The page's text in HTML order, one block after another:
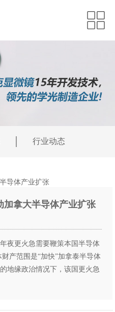
行业动态
加拿大半导体产业扩张
夜更火急需要鞭策本国半导体
产范围是“加快”加拿泰半导体
地缘政治情况下，该国更火急